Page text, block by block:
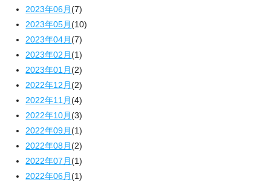
2023年06月(7)
2023年05月(10)
2023年04月(7)
2023年02月(1)
2023年01月(2)
2022年12月(2)
2022年11月(4)
2022年10月(3)
2022年09月(1)
2022年08月(2)
2022年07月(1)
2022年06月(1)